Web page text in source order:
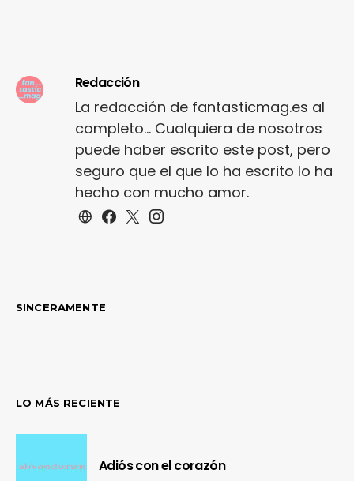
Redacción
La redacción de fantasticmag.es al
completo... Cualquiera de nosotros
puede haber escrito este post, pero
seguro que el que lo ha escrito lo ha
hecho con mucho amor.
SINCERAMENTE
LO MÁS RECIENTE
Adiós con el corazón